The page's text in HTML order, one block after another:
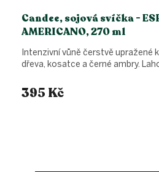
Candee, sojová svíčka -
AMERICANO, 270 ml
395 Kč
Intenzivní vůně čerstvě upražené
dřeva, kosatce a černé ambry.